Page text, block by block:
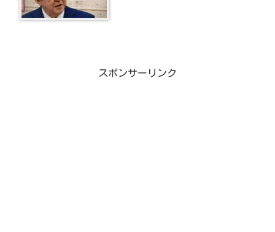
スポンサーリンク